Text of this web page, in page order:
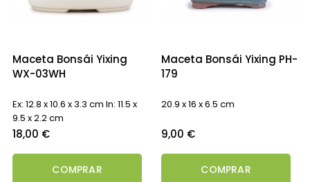
Maceta Bonsái Yixing
WX-03WH
Ex: 12.8 x 10.6 x 3.3 cm In: 11.5 x
9.5 x 2.2 cm
Precio
18,00 €
COMPRAR
Maceta Bonsái Yixing PH-
179
20.9 x 16 x 6.5 cm
Precio
9,00 €
COMPRAR